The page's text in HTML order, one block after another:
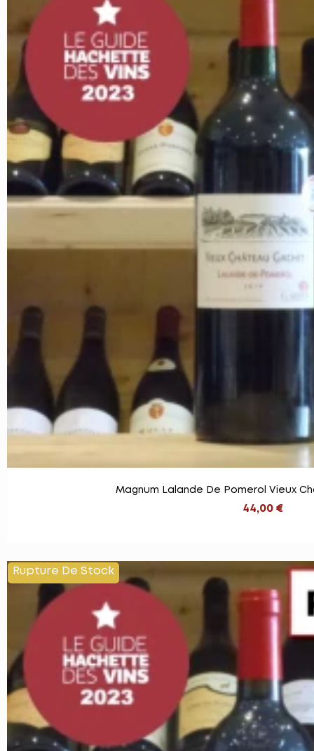
Magnum Lalande De Pomerol Vieux
44,00 €
Rupture De Stock